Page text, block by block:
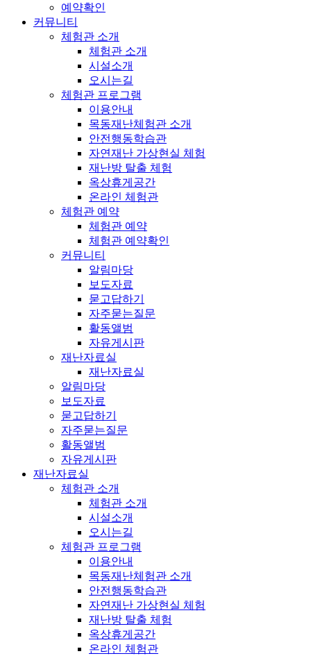
예약확인
커뮤니티
체험관 소개
체험관 소개
시설소개
오시는길
체험관 프로그램
이용안내
목동재난체험관 소개
안전행동학습관
자연재난 가상현실 체험
재난방 탈출 체험
옥상휴게공간
온라인 체험관
체험관 예약
체험관 예약
체험관 예약확인
커뮤니티
알림마당
보도자료
묻고답하기
자주묻는질문
활동앨범
자유게시판
재난자료실
재난자료실
알림마당
보도자료
묻고답하기
자주묻는질문
활동앨범
자유게시판
재난자료실
체험관 소개
체험관 소개
시설소개
오시는길
체험관 프로그램
이용안내
목동재난체험관 소개
안전행동학습관
자연재난 가상현실 체험
재난방 탈출 체험
옥상휴게공간
온라인 체험관